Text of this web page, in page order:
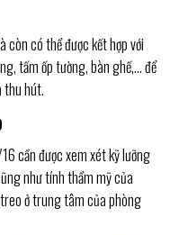
còn có thể được kết hợp với
tấm ốp tường, bàn ghế,… để
thu hút.
cần được xem xét kỹ lưỡng
như tính thẩm mỹ của
ở trung tâm của phòng